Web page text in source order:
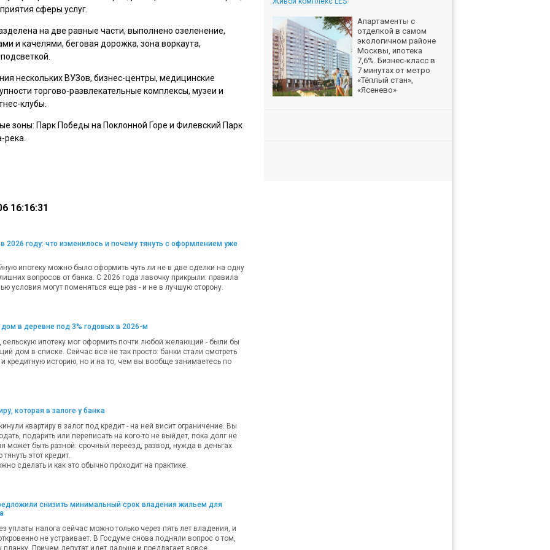
сферы услуг.
на две равные части, выполнено озеленение,
и качелями, беговая дорожка, зона воркаута,
нескольких ВУЗов, бизнес-центры, медицинские
торгово-развлекательные комплексы, музеи и
клубы.
зоны: Парк Победы на Поклонной Горе и Филевский Парк
река.
16:16:31
2026 году: что изменилось и почему тянуть с оформлением уже
ипотеку можно было оформить чуть ли не в две сделки на одну
вопросов от банка. С 2026 года лавочку прикрыли: правила
условия могут поменяться еще раз - и не в лучшую сторону.
в деревне под 3% годовых в 2026-м
сельскую ипотеку мог оформить почти любой желающий - были бы
дом в списке. Сейчас все не так просто: банки стали смотреть
кредитную историю, но и на то, чем вы вообще занимаетесь по
которая в залоге у банка
квартиру в залог под кредит - на ней висит ограничение. Вы
подарить или переписать на кого-то не выйдет, пока долг не
может быть разной: срочный переезд, развод, нужда в деньгах
этот кредит.
сделать и как это обычно проходит на практике.
снизить минимальный срок владения жильем для
уплаты налога сейчас можно только через пять лет владения, и
не устраивает. В Госдуме снова подняли вопрос о том,
планку. Причем депутат идет дальше и предлагает вовсе
Апартаменты с
отделкой в самом
экологичном районе
Москвы, ипотека
7,6%. Бизнес-класс в
7 минутах от метро
«Тёплый стан»,
«Ясенево»